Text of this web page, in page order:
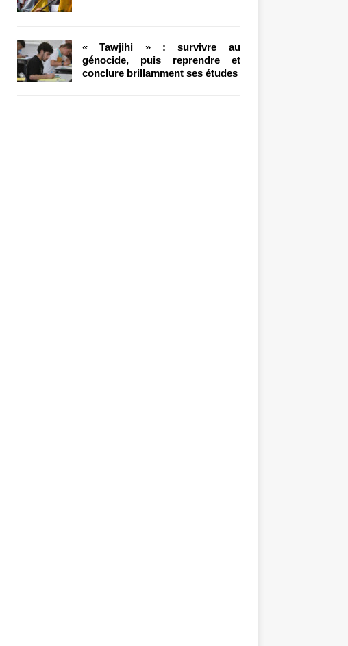
« Tawjihi » : survivre au
génocide, puis reprendre et
conclure brillamment ses études